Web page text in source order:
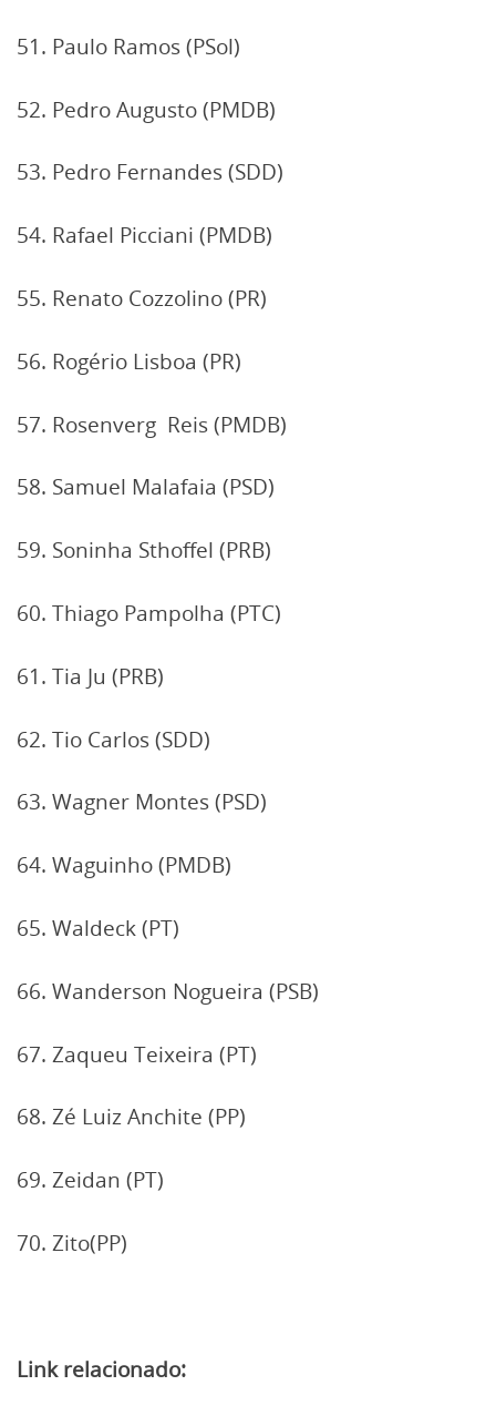
51. Paulo Ramos (PSol)
52. Pedro Augusto (PMDB)
53. Pedro Fernandes (SDD)
54. Rafael Picciani (PMDB)
55. Renato Cozzolino (PR)
56. Rogério Lisboa (PR)
57. Rosenverg Reis (PMDB)
58. Samuel Malafaia (PSD)
59. Soninha Sthoffel (PRB)
60. Thiago Pampolha (PTC)
61. Tia Ju (PRB)
62. Tio Carlos (SDD)
63. Wagner Montes (PSD)
64. Waguinho (PMDB)
65. Waldeck (PT)
66. Wanderson Nogueira (PSB)
67. Zaqueu Teixeira (PT)
68. Zé Luiz Anchite (PP)
69. Zeidan (PT)
70. Zito(PP)
Link relacionado: